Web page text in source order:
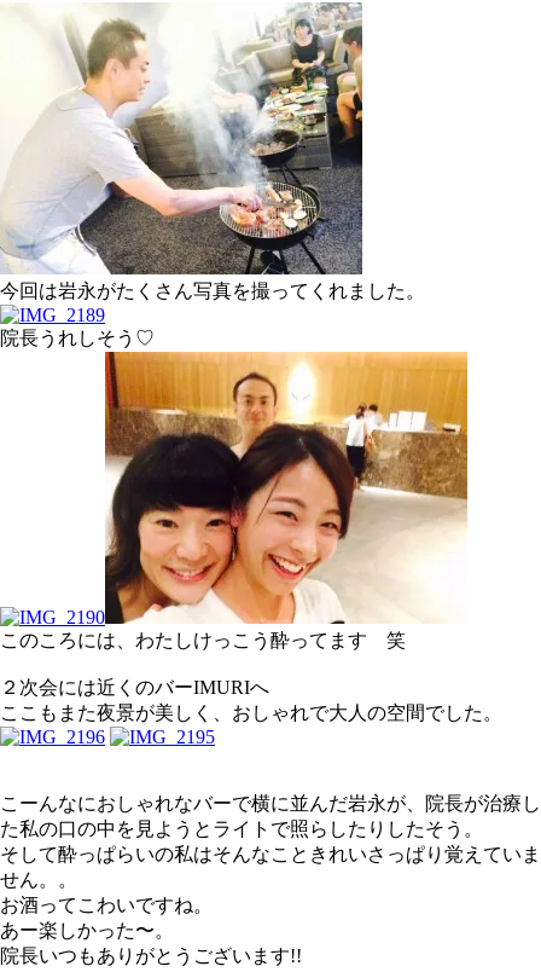
今回は岩永がたくさん写真を撮ってくれました。
院長うれしそう♡
このころには、わたしけっこう酔ってます 笑
２次会には近くのバーIMURIへ
ここもまた夜景が美しく、おしゃれで大人の空間でした。
こーんなにおしゃれなバーで横に並んだ岩永が、院長が治療し
た私の口の中を見ようとライトで照らしたりしたそう。
そして酔っぱらいの私はそんなこときれいさっぱり覚えていま
せん。。
お酒ってこわいですね。
あー楽しかった〜。
院長いつもありがとうございます!!